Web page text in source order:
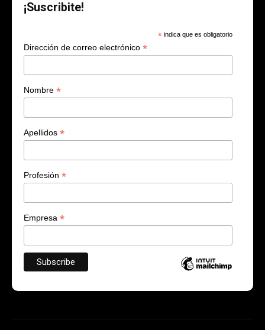
¡Suscribite!
* indica que es obligatorio
Dirección de correo electrónico *
Nombre *
Apellidos *
Profesión *
Empresa *